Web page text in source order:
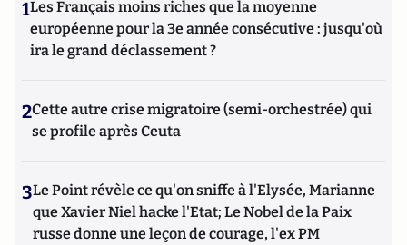
1Les Français moins riches que la moyenne
européenne pour la 3e année consécutive : jusqu'où
ira le grand déclassement ?
2Cette autre crise migratoire (semi-orchestrée) qui
se profile après Ceuta
3Le Point révèle ce qu'on sniffe à l'Elysée, Marianne
que Xavier Niel hacke l'Etat; Le Nobel de la Paix
russe donne une leçon de courage, l'ex PM